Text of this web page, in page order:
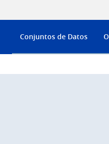
Conjuntos de Datos